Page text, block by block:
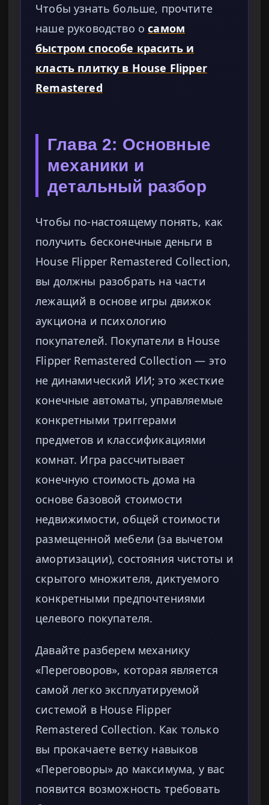
Чтобы узнать больше, прочтите
наше руководство осамом
быстром способе красить и
класть плитку в House Flipper
Remastered
Глава 2: Основные
механики и
детальный разбор
Чтобы по-настоящему понять, как
получить бесконечные деньги в
House Flipper Remastered Collection,
вы должны разобрать на части
лежащий в основе игры движок
аукциона и психологию
покупателей. Покупатели в House
Flipper Remastered Collection — это
не динамический ИИ; это жесткие
конечные автоматы, управляемые
конкретными триггерами
предметов и классификациями
комнат. Игра рассчитывает
конечную стоимость дома на
основе базовой стоимости
недвижимости, общей стоимости
размещенной мебели (за вычетом
амортизации), состояния чистоты и
скрытого множителя, диктуемого
конкретными предпочтениями
целевого покупателя.
Давайте разберем механику
«Переговоров», которая является
самой легко эксплуатируемой
системой в House Flipper
Remastered Collection. Как только
вы прокачаете ветку навыков
«Переговоры» до максимума, у вас
появится возможность требовать